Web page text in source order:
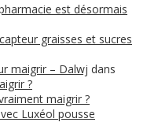
est désormais
graisses et sucres
maigrir – Dalwj dans
?
maigrir ?
Luxéol pousse